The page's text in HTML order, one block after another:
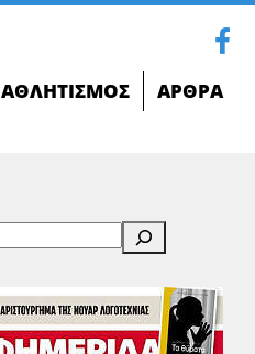
ΑΘΛΗΤΙΣΜΌΣ ΆΡΘΡΑ